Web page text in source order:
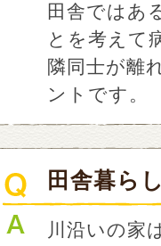
田舎ではあ
とを考えて
隣同士が離
ントです。
田舎暮ら
川沿いの家